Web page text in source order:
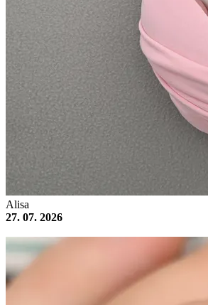
Alisa
27. 07. 2026